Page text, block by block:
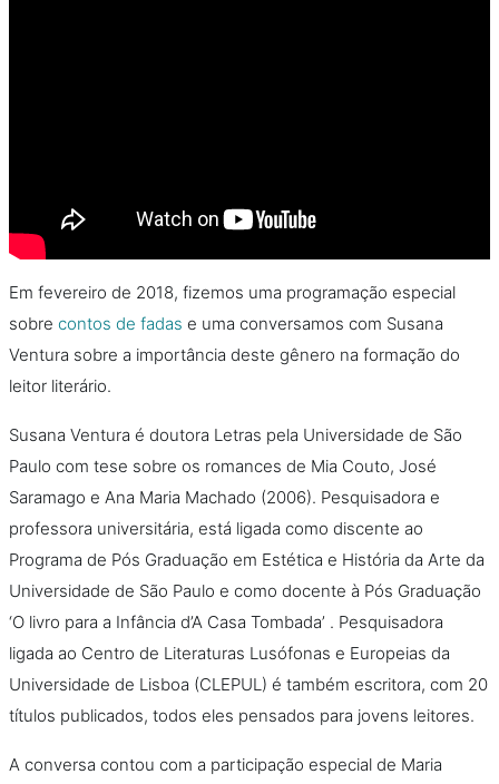
Em fevereiro de 2018, fizemos uma programação especial
sobre contos de fadas e uma conversamos com Susana
Ventura sobre a importância deste gênero na formação do
leitor literário.
Susana Ventura é doutora Letras pela Universidade de São
Paulo com tese sobre os romances de Mia Couto, José
Saramago e Ana Maria Machado (2006). Pesquisadora e
professora universitária, está ligada como discente ao
Programa de Pós Graduação em Estética e História da Arte da
Universidade de São Paulo e como docente à Pós Graduação
‘O livro para a Infância d’A Casa Tombada’ . Pesquisadora
ligada ao Centro de Literaturas Lusófonas e Europeias da
Universidade de Lisboa (CLEPUL) é também escritora, com 20
títulos publicados, todos eles pensados para jovens leitores.
A conversa contou com a participação especial de Maria